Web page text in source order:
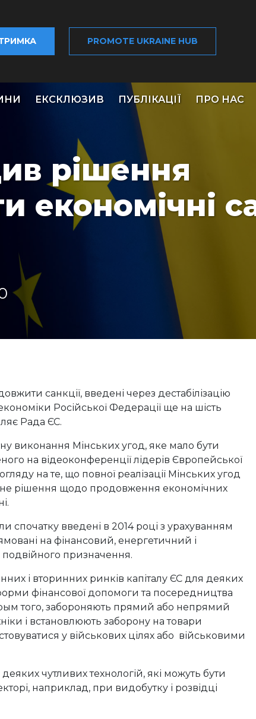
PROMOTE UKRAINE HUB
ЕКСКЛЮЗИВ ПУБЛІКАЦІЇ ПРО НАС
рішення
економічні
санкції, введені через дестабілізацію
Російської Федерації ще на шість
Рада ЄС.
виконання Мінських угод, яке мало бути
на відеоконференції лідерів Європейської
на те, що повної реалізації Мінських угод
рішення щодо продовження економічних
спочатку введені в 2014 році з урахуванням
на фінансовий, енергетичний і
призначення.
і вторинних ринків капіталу ЄС для деяких
фінансової допомоги та посередництва
того, забороняють прямий або непрямий
і встановлюють заборону на товари
у військових цілях або військовими
чутливих технологій, які можуть бути
наприклад, при видобутку і розвідці